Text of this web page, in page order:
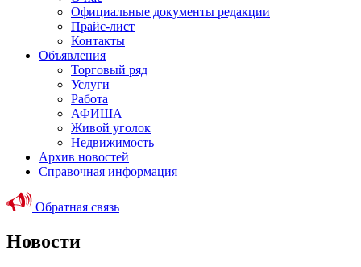
Официальные документы редакции
Прайс-лист
Контакты
Объявления
Торговый ряд
Услуги
Работа
АФИША
Живой уголок
Недвижимость
Архив новостей
Справочная информация
Обратная связь
Новости